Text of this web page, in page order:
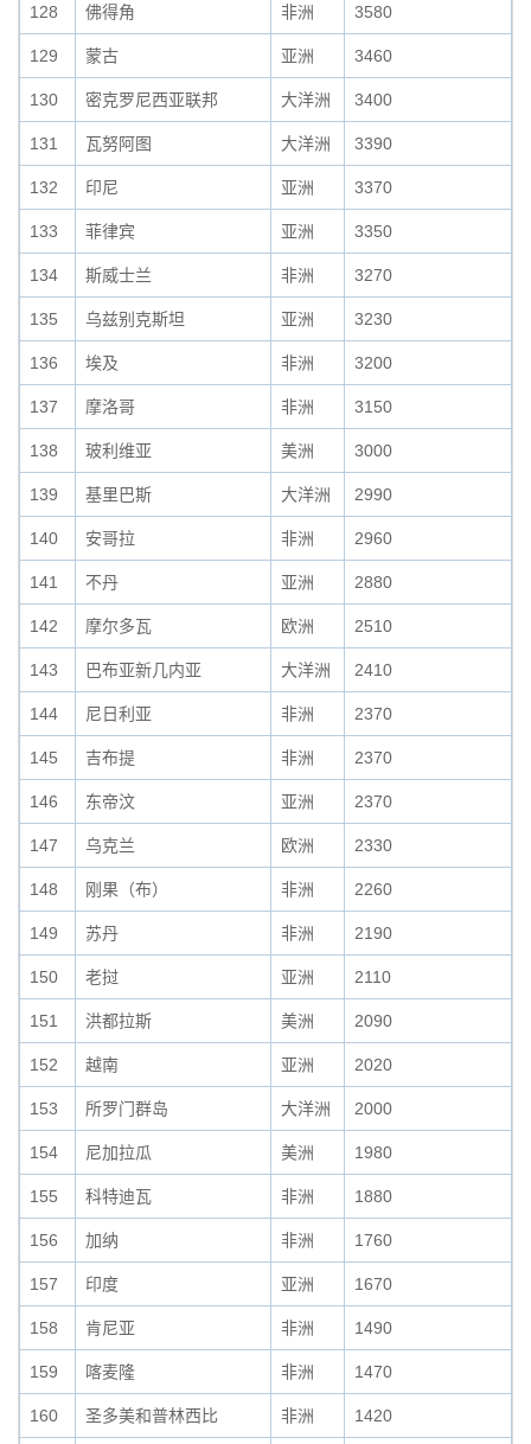
128 佛得角 非洲 3580
129 蒙古 亚洲 3460
130 密克罗尼西亚联邦 大洋洲 3400
131 瓦努阿图 大洋洲 3390
132 印尼 亚洲 3370
133 菲律宾 亚洲 3350
134 斯威士兰 非洲 3270
135 乌兹别克斯坦 亚洲 3230
136 埃及 非洲 3200
137 摩洛哥 非洲 3150
138 玻利维亚 美洲 3000
139 基里巴斯 大洋洲 2990
140 安哥拉 非洲 2960
141 不丹 亚洲 2880
142 摩尔多瓦 欧洲 2510
143 巴布亚新几内亚 大洋洲 2410
144 尼日利亚 非洲 2370
145 吉布提 非洲 2370
146 东帝汶 亚洲 2370
147 乌克兰 欧洲 2330
148 刚果（布） 非洲 2260
149 苏丹 非洲 2190
150 老挝 亚洲 2110
151 洪都拉斯 美洲 2090
152 越南 亚洲 2020
153 所罗门群岛 大洋洲 2000
154 尼加拉瓜 美洲 1980
155 科特迪瓦 非洲 1880
156 加纳 非洲 1760
157 印度 亚洲 1670
158 肯尼亚 非洲 1490
159 喀麦隆 非洲 1470
160 圣多美和普林西比 非洲 1420